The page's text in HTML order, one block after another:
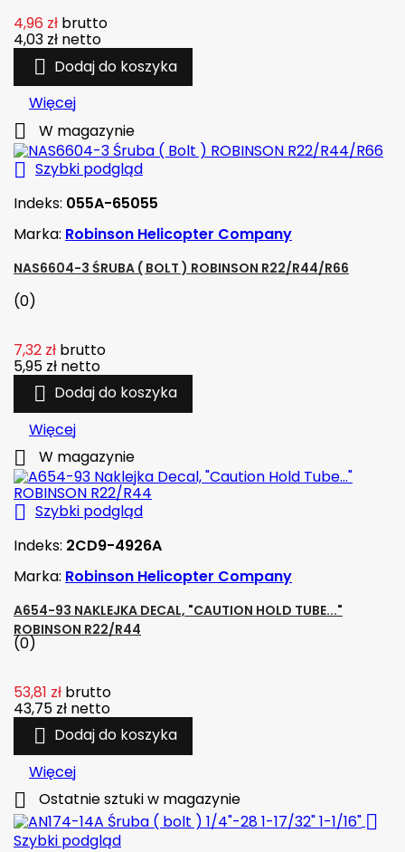
4,96 zł brutto
4,03 zł netto
 Dodaj do koszyka
Więcej
 W magazynie
 Szybki podgląd
Indeks: 055A-65055
Marka: Robinson Helicopter Company
NAS6604-3 ŚRUBA ( BOLT ) ROBINSON R22/R44/R66
(0)
7,32 zł brutto
5,95 zł netto
 Dodaj do koszyka
Więcej
 W magazynie
 Szybki podgląd
Indeks: 2CD9-4926A
Marka: Robinson Helicopter Company
A654-93 NAKLEJKA DECAL, "CAUTION HOLD TUBE..."
ROBINSON R22/R44
(0)
53,81 zł brutto
43,75 zł netto
 Dodaj do koszyka
Więcej
 Ostatnie sztuki w magazynie

Szybki podgląd